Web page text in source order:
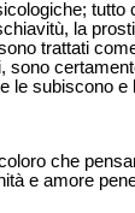
la
trattati
sono
le subiscono
che
e amore